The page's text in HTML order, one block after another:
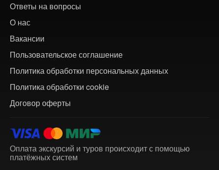
Ответы на вопросы
О нас
Вакансии
Пользовательское соглашение
Политика обработки персональных данных
Политика обработки cookie
Договор оферты
Оплата экскурсий и туров происходит с помощью
платёжных систем